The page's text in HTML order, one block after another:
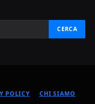
POLICY CHI SIAMO